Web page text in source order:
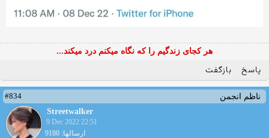
هر کجای زندگیم را که نگاه میکنم درد میکند...
پاسخ بازگفت
ناظم انجمن
#834
Streetwalker
9 Dec 2022 22:51
ارسالها: 9180